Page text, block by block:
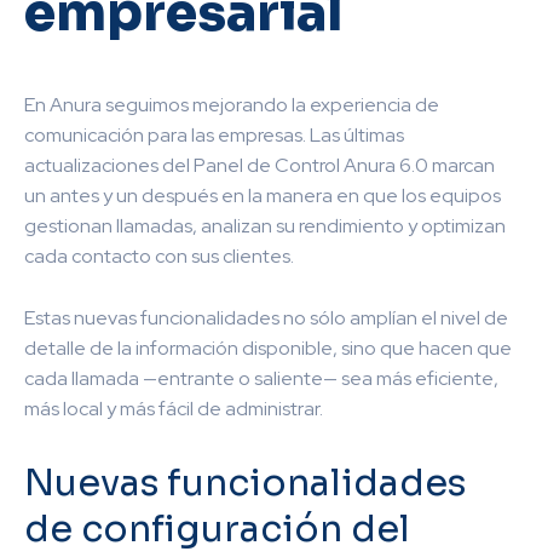
En Anura seguimos mejorando la experiencia de
comunicación para las empresas. Las últimas
actualizaciones del Panel de Control Anura 6.0 marcan
un antes y un después en la manera en que los equipos
gestionan llamadas, analizan su rendimiento y optimizan
cada contacto con sus clientes.
Estas nuevas funcionalidades no sólo amplían el nivel de
detalle de la información disponible, sino que hacen que
cada llamada —entrante o saliente— sea más eficiente,
más local y más fácil de administrar.
Nuevas funcionalidades
de configuración del